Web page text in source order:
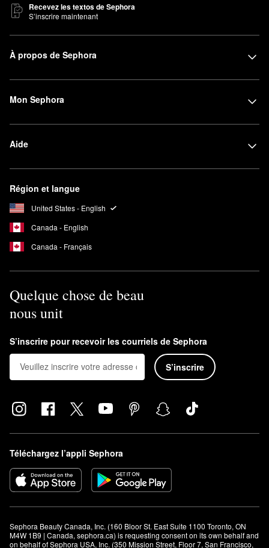
Recevez les textos de Sephora
S’inscrire maintenant
À propos de Sephora
Mon Sephora
Aide
Région et langue
United States - English
Canada - English
Canada - Français
Quelque chose de beau
nous unit
S’inscrire pour recevoir les courriels de Sephora
S’inscrire
Téléchargez l’appli Sephora
Sephora Beauty Canada, Inc. (160 Bloor St. East Suite 1100 Toronto, ON
M4W 1B9 | Canada, sephora.ca) is requesting consent on its own behalf and
on behalf of Sephora USA, Inc. (350 Mission Street, Floor 7, San Francisco,